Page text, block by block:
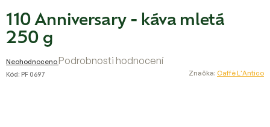
110 Anniversary - káva mletá
250 g
Průměrné
hodnocení
Neohodnoceno Podrobnosti hodnocení
Značka: Caffè L'Antico
Kód: PF 0697